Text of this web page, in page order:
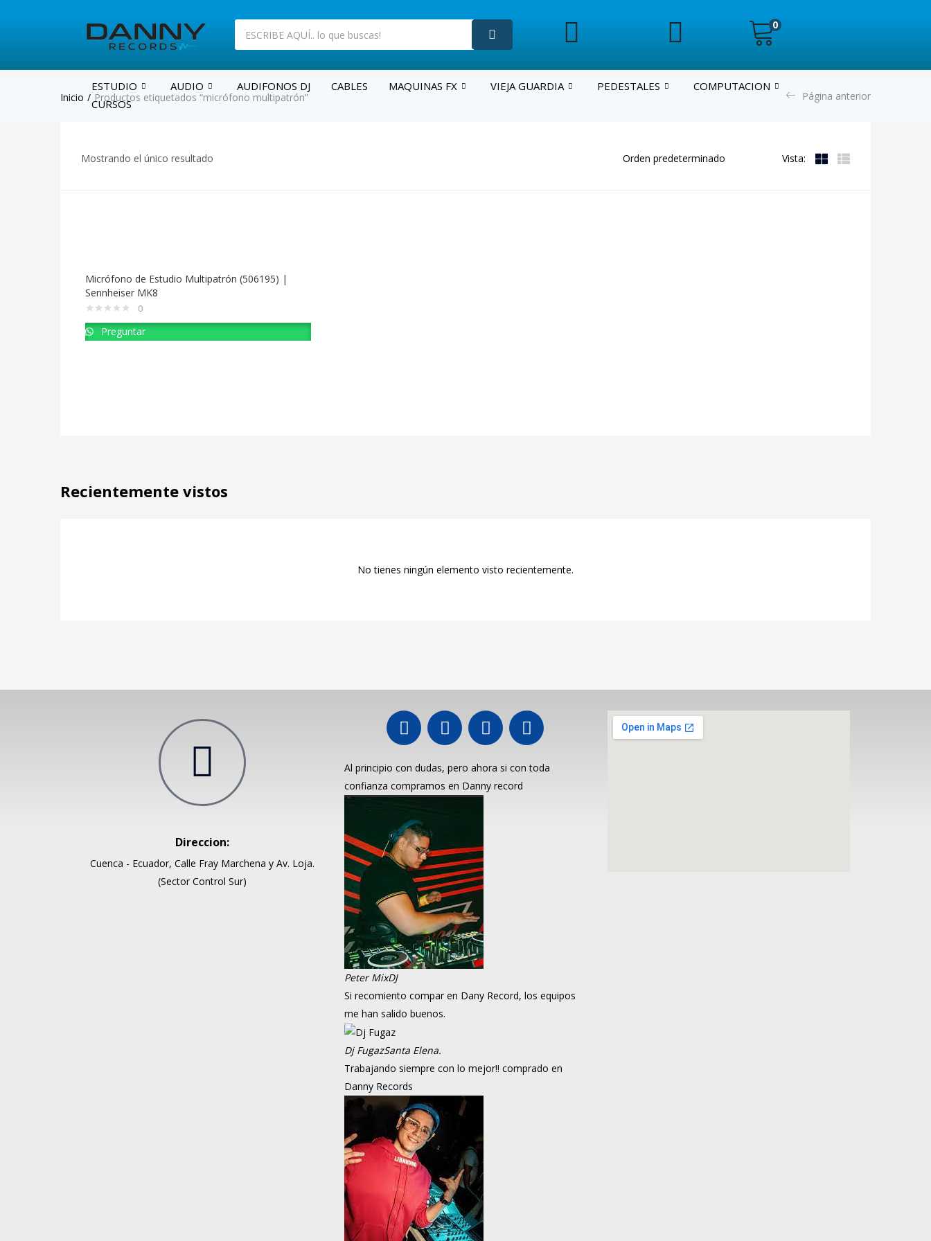
0
ESTUDIO AUDIO AUDIFONOS DJ CABLES MAQUINAS FX VIEJA GUARDIA PEDESTALES
COMPUTACION
CURSOS
Inicio Productos etiquetados “micrófono multipatrón” Página anterior
Mostrando el único resultado Vista:
Micrófono de Estudio Multipatrón (506195) |
Sennheiser MK8
0
Preguntar
Recientemente vistos
No tienes ningún elemento visto recientemente.
Direccion:
Cuenca - Ecuador, Calle Fray Marchena y Av. Loja.
(Sector Control Sur)
Al principio con dudas, pero ahora si con toda
confianza compramos en Danny record
Peter MixDJ
Si recomiento compar en Dany Record, los equipos
me han salido buenos.
Dj FugazSanta Elena.
Trabajando siempre con lo mejor!! comprado en
Danny Records